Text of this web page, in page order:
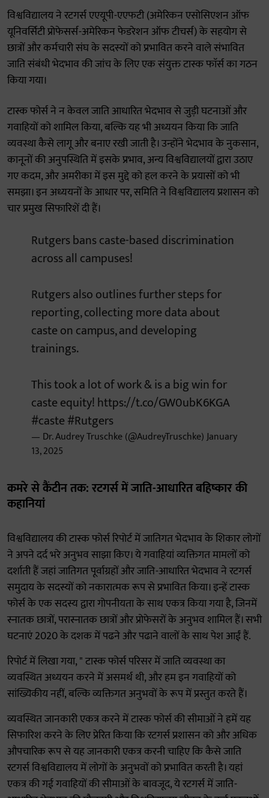
विश्वविद्यालय ने रटगर्स एएयूपी-एएफटी (अमेरिकन एसोसिएशन ऑफ
यूनिवर्सिटी प्रोफेसर्स-अमेरिकन फेडरेशन ऑफ टीचर्स) के सहयोग से
छात्रों और कर्मचारी संघ के सदस्यों को प्रभावित करने वाले संभावित
जाति संबंधी भेदभाव की जांच के लिए एक संयुक्त टास्क फाॅर्स का गठन
किया गया।
टास्क फोर्स ने न केवल जाति आधारित भेदभाव से जुड़ी घटनाओं और
गवाहियों को शामिल किया, बल्कि यह भी अध्ययन किया कि जाति
व्यवस्था कैसे लागू और बनाए रखी जाती है। उन्होंने भेदभाव के नुकसान,
कानूनों की अनुपस्थिति में इसके प्रभाव, अन्य विश्वविद्यालयों द्वारा उठाए
गए कदम, और अमरीका में इस मुद्दे को हल करने के प्रयासों को भी
समझा। इन अध्ययनों के आधार पर, समिति ने विश्वविद्यालय प्रशासन को
चार प्रमुख सिफारिशें दी हैं।
Rutgers bans caste-based discrimination
across all campuses!
Rutgers also outlines further steps for
reporting, collecting more data about
caste on campus, and developing
trainings.
This took a lot of work & is a big win for
caste equity!https://t.co/GW0ubK6KGA
#caste#Rutgers
— Dr. Audrey Truschke (@AudreyTruschke)January
13, 2025
कमरे से कैंटीन तक: रटगर्स में जाति-आधारित बहिष्कार की
कहानियां
विश्वविद्यालय की टास्क फोर्स रिपोर्ट में जातिगत भेदभाव के शिकार लोगों
ने अपने दर्द भरे अनुभव साझा किए। ये गवाहियां व्यक्तिगत मामलों को
दर्शाती हैं जहां जातिगत पूर्वाग्रहों और जाति-आधारित भेदभाव ने रटगर्स
समुदाय के सदस्यों को नकारात्मक रूप से प्रभावित किया। इन्हें टास्क
फोर्स के एक सदस्य द्वारा गोपनीयता के साथ एकत्र किया गया है, जिनमें
स्नातक छात्रों, परास्नातक छात्रों और प्रोफेसरों के अनुभव शामिल हैं। सभी
घटनाएं 2020 के दशक में पढने और पढाने वालों के साथ पेश आईं हैं.
रिपोर्ट में लिखा गया, " टास्क फोर्स परिसर में जाति व्यवस्था का
व्यवस्थित अध्ययन करने में असमर्थ थी, और हम इन गवाहियों को
सांख्यिकीय नहीं, बल्कि व्यक्तिगत अनुभवों के रूप में प्रस्तुत करते हैं।
व्यवस्थित जानकारी एकत्र करने में टास्क फोर्स की सीमाओं ने हमें यह
सिफारिश करने के लिए प्रेरित किया कि रटगर्स प्रशासन को और अधिक
औपचारिक रूप से यह जानकारी एकत्र करनी चाहिए कि कैसे जाति
रटगर्स विश्वविद्यालय में लोगों के अनुभवों को प्रभावित करती है। यहां
एकत्र की गई गवाहियों की सीमाओं के बावजूद, ये रटगर्स में जाति-